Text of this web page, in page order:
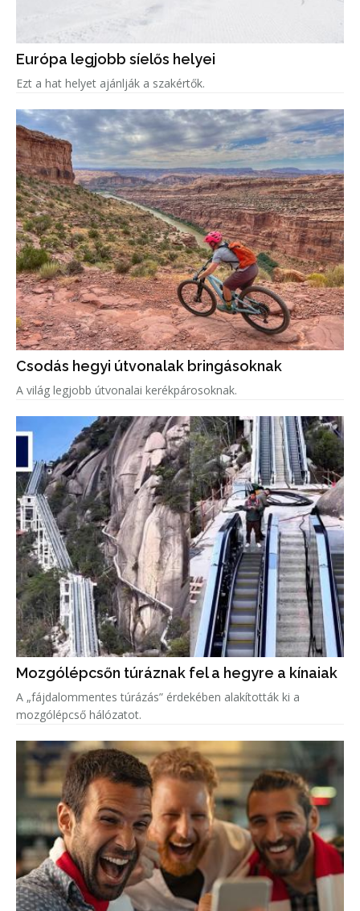
Európa legjobb síelős helyei
Ezt a hat helyet ajánlják a szakértők.
Csodás hegyi útvonalak bringásoknak
A világ legjobb útvonalai kerékpárosoknak.
Mozgólépcsőn túráznak fel a hegyre a kínaiak
A „fájdalommentes túrázás” érdekében alakították ki a
mozgólépcső hálózatot.